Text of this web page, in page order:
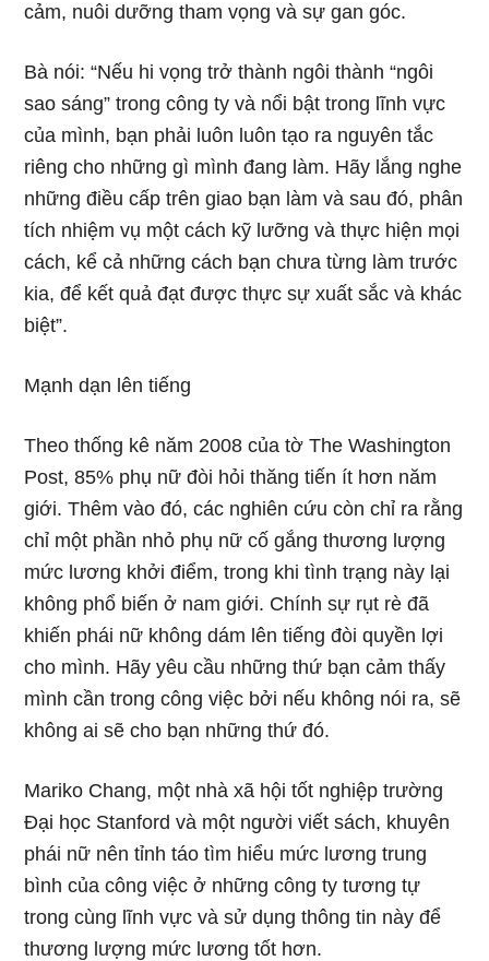
cảm, nuôi dưỡng tham vọng và sự gan góc.
Bà nói: “Nếu hi vọng trở thành ngôi thành “ngôi
sao sáng” trong công ty và nổi bật trong lĩnh vực
của mình, bạn phải luôn luôn tạo ra nguyên tắc
riêng cho những gì mình đang làm. Hãy lắng nghe
những điều cấp trên giao bạn làm và sau đó, phân
tích nhiệm vụ một cách kỹ lưỡng và thực hiện mọi
cách, kể cả những cách bạn chưa từng làm trước
kia, để kết quả đạt được thực sự xuất sắc và khác
biệt”.
Mạnh dạn lên tiếng
Theo thống kê năm 2008 của tờ The Washington
Post, 85% phụ nữ đòi hỏi thăng tiến ít hơn năm
giới. Thêm vào đó, các nghiên cứu còn chỉ ra rằng
chỉ một phần nhỏ phụ nữ cố gắng thương lượng
mức lương khởi điểm, trong khi tình trạng này lại
không phổ biến ở nam giới. Chính sự rụt rè đã
khiến phái nữ không dám lên tiếng đòi quyền lợi
cho mình. Hãy yêu cầu những thứ bạn cảm thấy
mình cần trong công việc bởi nếu không nói ra, sẽ
không ai sẽ cho bạn những thứ đó.
Mariko Chang, một nhà xã hội tốt nghiệp trường
Đại học Stanford và một người viết sách, khuyên
phái nữ nên tỉnh táo tìm hiểu mức lương trung
bình của công việc ở những công ty tương tự
trong cùng lĩnh vực và sử dụng thông tin này để
thương lượng mức lương tốt hơn.